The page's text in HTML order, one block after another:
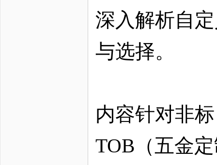
深入解析自
与选择。
内容针对非
TOB（五金